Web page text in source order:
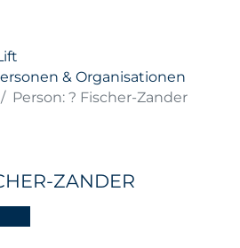
& Organisationen
Person: ? Fischer-Zander
ZANDER